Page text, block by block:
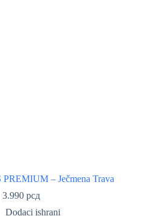
– Ječmena Trava
3.990 рсд
Dodaci ishrani